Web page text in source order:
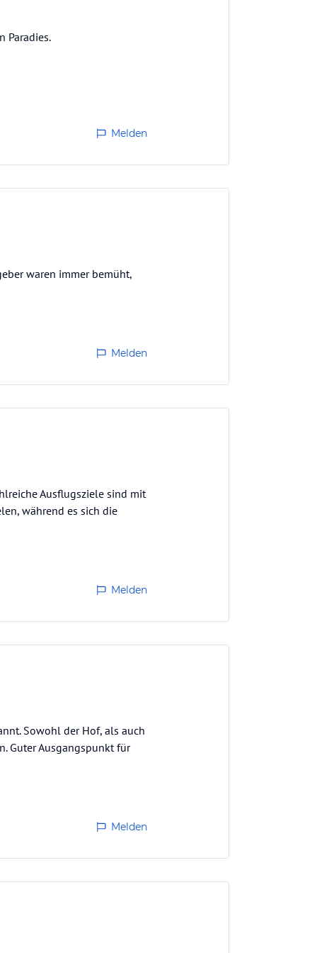
Paradies.
Melden
waren immer bemüht,
Melden
Ausflugsziele sind mit
während es sich die
Melden
Sowohl der Hof, als auch
Guter Ausgangspunkt für
Melden